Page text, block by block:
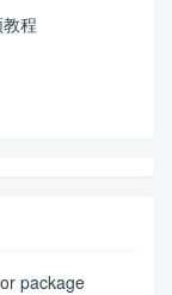
程
package